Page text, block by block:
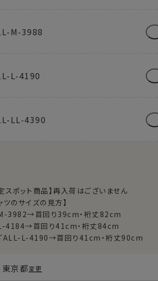
M-3988
L-4190
LL-4390
スポット商品】再入荷はございません
ツのサイズの見方】
3982→首回り39cm・裄丈82cm
4184→首回り41cm・裄丈84cm
L-4190→首回り41cm・裄丈90cm
東京都変更